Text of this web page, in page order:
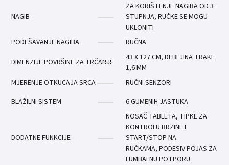
NAGIB
ZA KORIŠTENJE NAGIBA OD 3
STUPNJA, RUČKE SE MOGU
UKLONITI
PODEŠAVANJE NAGIBA
RUČNA
DIMENZIJE POVRŠINE ZA TRČANJE
43 X 127 CM, DEBLJINA TRAKE
1,6 MM
MJERENJE OTKUCAJA SRCA
RUČNI SENZORI
BLAŽILNI SISTEM
6 GUMENIH JASTUKA
DODATNE FUNKCIJE
NOSAČ TABLETA, TIPKE ZA
KONTROLU BRZINE I
START/STOP NA
RUČKAMA, PODESIV POJAS ZA
LUMBALNU POTPORU